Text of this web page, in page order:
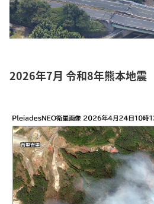
2026年7月 令和8年熊本地震